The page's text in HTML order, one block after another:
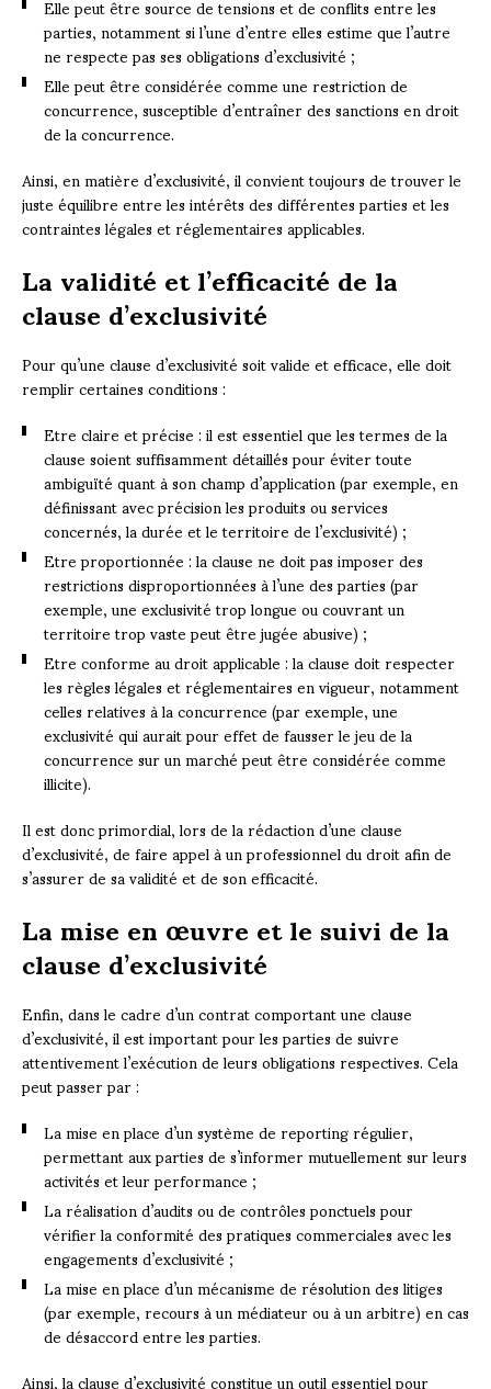
parties, notamment si l’une d’entre elles estime que l’autre
ne respecte pas ses obligations d’exclusivité ;
Elle peut être considérée comme une restriction de
concurrence, susceptible d’entraîner des sanctions en droit
de la concurrence.
Ainsi, en matière d’exclusivité, il convient toujours de trouver le
juste équilibre entre les intérêts des différentes parties et les
contraintes légales et réglementaires applicables.
La validité et l’efficacité de la
clause d’exclusivité
Pour qu’une clause d’exclusivité soit valide et efficace, elle doit
remplir certaines conditions :
Etre claire et précise : il est essentiel que les termes de la
clause soient suffisamment détaillés pour éviter toute
ambiguïté quant à son champ d’application (par exemple, en
définissant avec précision les produits ou services
concernés, la durée et le territoire de l’exclusivité) ;
Etre proportionnée : la clause ne doit pas imposer des
restrictions disproportionnées à l’une des parties (par
exemple, une exclusivité trop longue ou couvrant un
territoire trop vaste peut être jugée abusive) ;
Etre conforme au droit applicable : la clause doit respecter
les règles légales et réglementaires en vigueur, notamment
celles relatives à la concurrence (par exemple, une
exclusivité qui aurait pour effet de fausser le jeu de la
concurrence sur un marché peut être considérée comme
illicite).
Il est donc primordial, lors de la rédaction d’une clause
d’exclusivité, de faire appel à un professionnel du droit afin de
s’assurer de sa validité et de son efficacité.
La mise en œuvre et le suivi de la
clause d’exclusivité
Enfin, dans le cadre d’un contrat comportant une clause
d’exclusivité, il est important pour les parties de suivre
attentivement l’exécution de leurs obligations respectives. Cela
peut passer par :
La mise en place d’un système de reporting régulier,
permettant aux parties de s’informer mutuellement sur leurs
activités et leur performance ;
La réalisation d’audits ou de contrôles ponctuels pour
vérifier la conformité des pratiques commerciales avec les
engagements d’exclusivité ;
La mise en place d’un mécanisme de résolution des litiges
(par exemple, recours à un médiateur ou à un arbitre) en cas
de désaccord entre les parties.